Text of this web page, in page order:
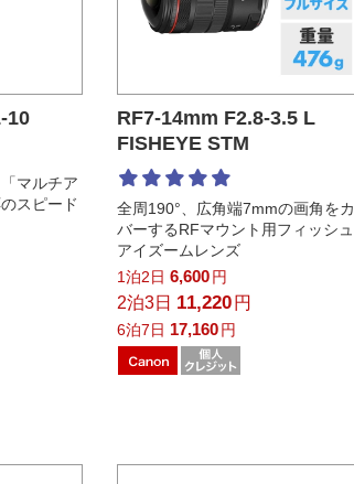
10
マルチア
スピード
RF7-14mm F2.8-3.5 L
FISHEYE STM
全周190°、広角端7mmの画角をカ
バーするRFマウント用フィッシュ
アイズームレンズ
1泊2日 6,600 円
2泊3日 11,220 円
6泊7日 17,160 円